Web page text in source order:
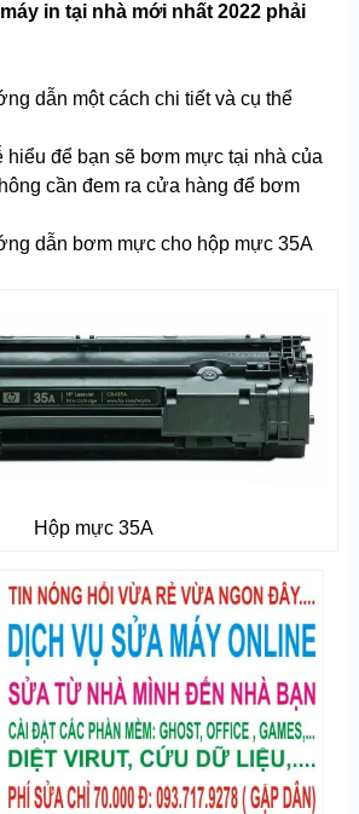
in tại nhà mới nhất 2022 phải
dẫn một cách chi tiết và cụ thể
hiểu để bạn sẽ bơm mực tại nhà của
cần đem ra cửa hàng để bơm
dẫn bơm mực cho hộp mực 35A
Hộp mực 35A